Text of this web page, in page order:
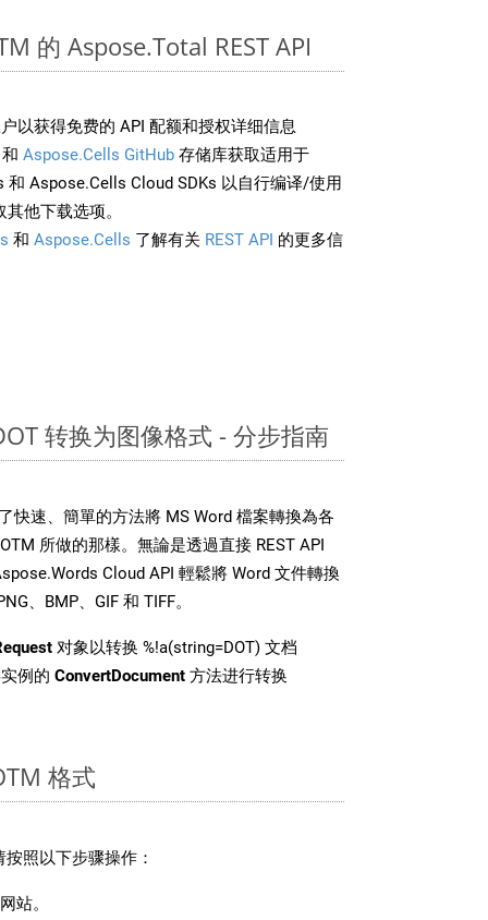
的 Aspose.Total REST API
以获得免费的 API 配额和授权详细信息
和 Aspose.Cells GitHub 存储库获取适用于
和 Aspose.Cells Cloud SDKs 以自行编译/使用
其他下载选项。
和 Aspose.Cells 了解有关 REST API 的更多信
转换为图像格式 - 分步指南
快速、簡單的方法將 MS Word 檔案轉換為各
所做的那樣。無論是透過直接 REST API
Cloud API 輕鬆將 Word 文件轉換
、BMP、GIF 和 TIFF。
对象以转换 %!a(string=DOT) 文档
例的 ConvertDocument 方法进行转换
格式
照以下步骤操作：
网站。